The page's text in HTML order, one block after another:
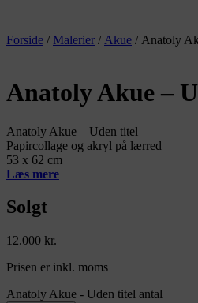
Forside / Malerier / Akue / Anatoly
Anatoly Akue –
Anatoly Akue – Uden titel
Papircollage og akryl på lærred
53 x 62 cm
Læs mere
Solgt
12.000 kr.
Prisen er inkl. moms
Anatoly Akue - Uden titel antal